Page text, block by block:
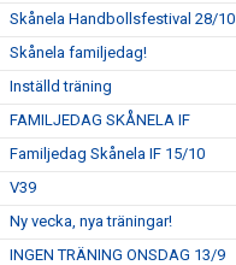
Skånela Handbollsfestival 28/10
Skånela familjedag!
Inställd träning
FAMILJEDAG SKÅNELA IF
Familjedag Skånela IF 15/10
V39
Ny vecka, nya träningar!
INGEN TRÄNING ONSDAG 13/9